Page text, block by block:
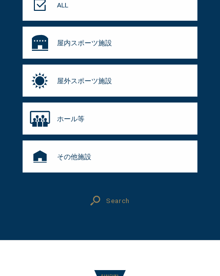
ALL
屋内スポーツ施設
屋外スポーツ施設
ホール等
その他施設
Search